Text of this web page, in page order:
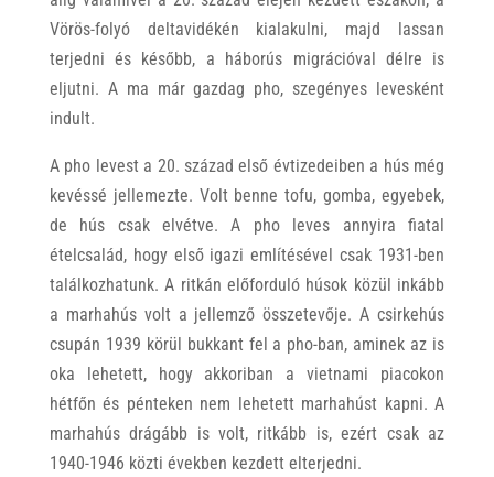
Vörös-folyó deltavidékén kialakulni, majd lassan
terjedni és később, a háborús migrációval délre is
eljutni. A ma már gazdag pho, szegényes levesként
indult.
A pho levest a 20. század első évtizedeiben a hús még
kevéssé jellemezte. Volt benne tofu, gomba, egyebek,
de hús csak elvétve. A pho leves annyira fiatal
ételcsalád, hogy első igazi említésével csak 1931-ben
találkozhatunk. A ritkán előforduló húsok közül inkább
a marhahús volt a jellemző összetevője. A csirkehús
csupán 1939 körül bukkant fel a pho-ban, aminek az is
oka lehetett, hogy akkoriban a vietnami piacokon
hétfőn és pénteken nem lehetett marhahúst kapni. A
marhahús drágább is volt, ritkább is, ezért csak az
1940-1946 közti években kezdett elterjedni.